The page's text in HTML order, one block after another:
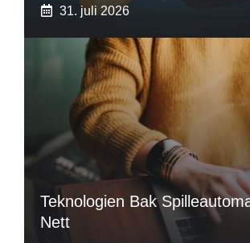
31. juli 2026
Teknologien Bak
Nett